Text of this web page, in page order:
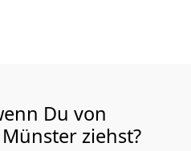
Du von
ziehst?